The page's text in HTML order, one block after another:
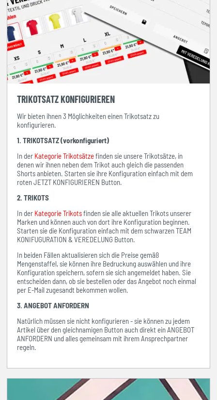
TRIKOTSATZ KONFIGURIEREN
Wir bieten ihnen 3 Möglichkeiten einen Trikotsatz zu
konfigurieren.
1. TRIKOTSATZ (vorkonfiguriert)
In der Kategorie Trikotsätzefinden sie unsere Trikotsätze, in
denen wir ihnen neben dem Trikot auch gleich die passenden
Shorts anbieten. Starten sie ihre Konfiguration einfach mit dem
roten JETZT KONFIGURIEREN Button.
2. TRIKOTS
In der Kategorie Trikotsfinden sie alle aktuellen Trikots unserer
Marken und können auch von dort ihre Konfiguration beginnen.
Starten sie die Konfiguration einfach mit dem schwarzen TEAM
KONIFUGURATION & VEREDELUNG Button.
In beiden Fällen aktualisieren sich die Preise gemäß
Mengenstaffel, sie können ihre Bedruckung auswählen und ihre
Konfiguration speichern, sofern sie sich angemeldet haben. Sie
entscheiden dann, ob sie bestellen oder das Angebot noch einmal
per E-Mail zugesandt bekommen wollen.
3. ANGEBOT ANFORDERN
Natürlich müssen sie nicht konfigurieren - sie können zu jedem
Artikel über den gleichnamigen Button auch direkt ein ANGEBOT
ANFORDERN und alles gemeinsam mit ihrem Ansprechpartner
regeln.